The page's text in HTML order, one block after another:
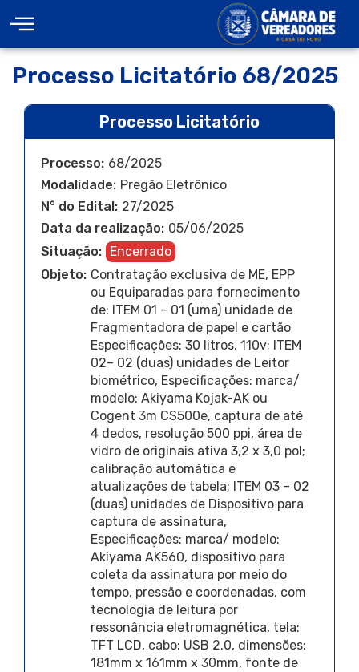
Processo Licitatório 68/2025
Processo Licitatório
Processo: 68/2025
Modalidade: Pregão Eletrônico
N° do Edital: 27/2025
Data da realização: 05/06/2025
Situação: Encerrado
Objeto: Contratação exclusiva de ME, EPP
ou Equiparadas para fornecimento
de: ITEM 01 – 01 (uma) unidade de
Fragmentadora de papel e cartão
Especificações: 30 litros, 110v; ITEM
02– 02 (duas) unidades de Leitor
biométrico, Especificações: marca/
modelo: Akiyama Kojak-AK ou
Cogent 3m CS500e, captura de até
4 dedos, resolução 500 ppi, área de
vidro de originais ativa 3,2 x 3,0 pol;
calibração automática e
atualizações de tabela; ITEM 03 – 02
(duas) unidades de Dispositivo para
captura de assinatura,
Especificações: marca/ modelo:
Akiyama AK560, dispositivo para
coleta da assinatura por meio do
tempo, pressão e coordenadas, com
tecnologia de leitura por
ressonância eletromagnética, tela:
TFT LCD, cabo: USB 2.0, dimensões:
181mm x 161mm x 30mm, fonte de